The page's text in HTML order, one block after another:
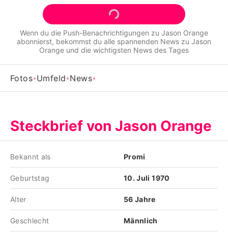
Alle Themen auf Promiflash
Jobs
App runterladen
Redaktionelle Richtlinien
Nutzungsbedingungen
Utiq verwalten
Wenn du die Push-Benachrichtigungen zu Jason Orange
abonnierst, bekommst du alle spannenden News zu Jason
Orange und die wichtigsten News des Tages
Fotos Umfeld News
Steckbrief von Jason Orange
Bekannt als Promi
Geburtstag 10. Juli 1970
Alter 56 Jahre
Geschlecht Männlich